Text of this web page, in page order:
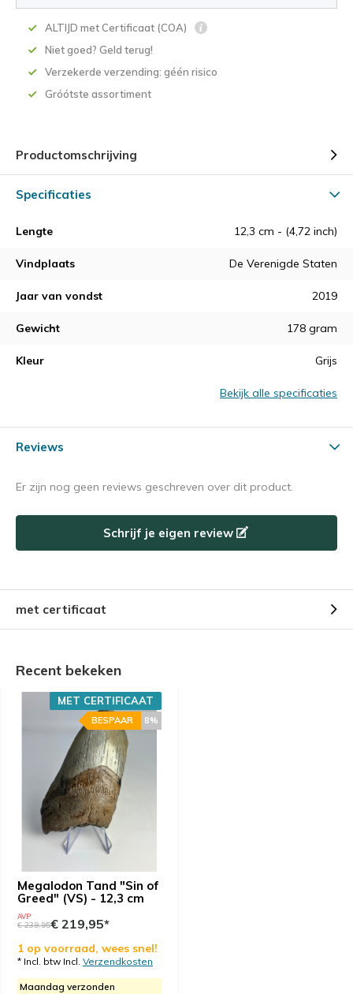
ALTIJD met Certificaat (COA)
Niet goed? Geld terug!
Verzekerde verzending: géén risico
Gróótste assortiment
Productomschrijving
Specificaties
Lengte 12,3 cm - (4,72 inch)
Vindplaats De Verenigde Staten
Jaar van vondst 2019
Gewicht 178 gram
Kleur Grijs
Bekijk alle specificaties
Reviews
Er zijn nog geen reviews geschreven over dit product.
Schrijf je eigen review
met certificaat
Recent bekeken
Megalodon Tand "Sin of
Greed" (VS) - 12,3 cm
MET CERTIFICAAT
8%
BESPAAR
AVP
€ 239,95€ 219,95*
1 op voorraad, wees snel!
* Incl. btw Incl. Verzendkosten
Maandag verzonden